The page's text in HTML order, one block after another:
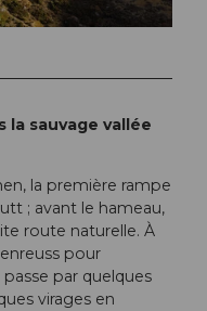
la sauvage vallée
la première rampe
; avant le hameau,
route naturelle. À
pour
par quelques
virages en